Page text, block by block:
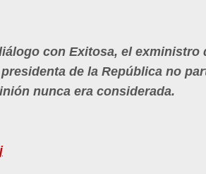
con Exitosa, el exministro
de la República no
nunca era considerada.